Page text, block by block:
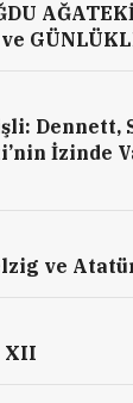
Dennett,
İzinde
ve
XII